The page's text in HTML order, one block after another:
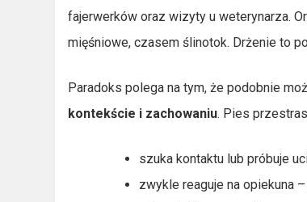
fajerwerków oraz wizyty u weterynarza.
mięśniowe, czasem ślinotok. Drżenie to
Paradoks polega na tym, że podobnie
kontekście i zachowaniu. Pies
szuka kontaktu lub próbuje
zwykle reaguje na opiekuna